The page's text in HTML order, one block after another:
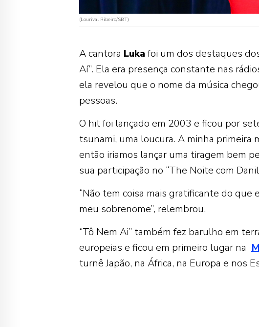
(Lourival Ribeiro/SBT)
A cantora Lukafoi um dos destaques
Aí”. Ela era presença constante nas
ela revelou que o nome da música
pessoas.
O hit foi lançado em 2003 e ficou por
tsunami, uma loucura. A minha primeira
então iriamos lançar uma tiragem bem
sua participação no “The Noite com
“Não tem coisa mais gratificante do que
meu sobrenome”, relembrou.
“Tô Nem Ai” também fez barulho em
europeias e ficou em primeiro lugar na
turnê Japão, na África, na Europa e nos